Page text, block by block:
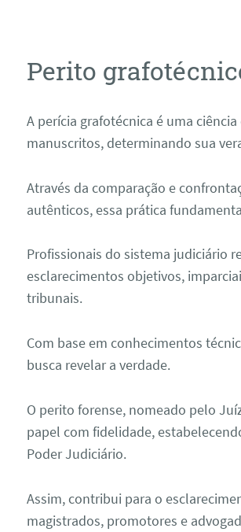
Perito
A perícia grafotécnica é uma
manuscritos, determinando sua
Através da comparação e
autênticos, essa prática
Profissionais do sistema judiciário
esclarecimentos objetivos,
tribunais.
Com base em conhecimentos
busca revelar a verdade.
O perito forense, nomeado pelo
papel com fidelidade,
Poder Judiciário.
Assim, contribui para o
magistrados, promotores e